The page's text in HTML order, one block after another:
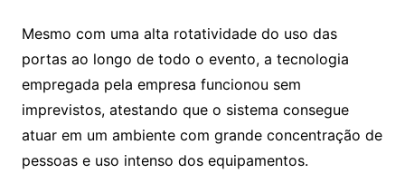
Mesmo com uma alta rotatividade do uso das
portas ao longo de todo o evento, a tecnologia
empregada pela empresa funcionou sem
imprevistos, atestando que o sistema consegue
atuar em um ambiente com grande concentração de
pessoas e uso intenso dos equipamentos.